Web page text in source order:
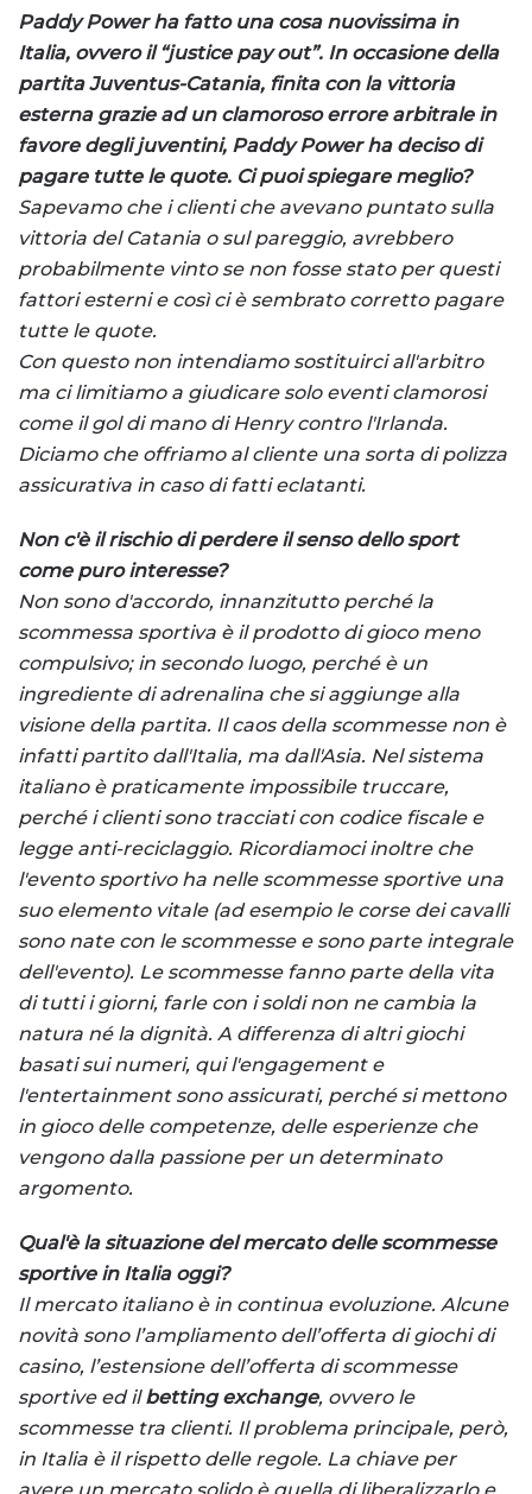
Paddy Power ha fatto una cosa nuovissima in
Italia, ovvero il “justice pay out”. In occasione della
partita Juventus-Catania, finita con la vittoria
esternagrazie ad un clamoroso errore arbitrale in
favore degli juventini, Paddy Power ha deciso di
pagare tutte le quote. Ci puoi spiegare meglio?
Sapevamo che i clienti che avevano puntato sulla
vittoria del Catania o sul pareggio, avrebbero
probabilmente vinto se non fosse stato per questi
fattori esterni e così ci è sembrato corretto pagare
tutte le quote.
Con questo non intendiamo sostituirci all'arbitro
ma ci limitiamo a giudicare solo eventi clamorosi
come il gol di mano di Henry contro l'Irlanda.
Diciamo che offriamo al cliente una sorta di polizza
assicurativa in caso di fatti eclatanti.
Non c'è il rischio di perdere il senso dello sport
come puro interesse?
Non sono d'accordo, innanzitutto perché la
scommessa sportiva è il prodotto di gioco meno
compulsivo; in secondo luogo, perché è un
ingrediente di adrenalina che si aggiunge alla
visione della partita. Il caos della scommesse non è
infatti partito dall'Italia, ma dall'Asia. Nel sistema
italiano è praticamente impossibile truccare,
perché i clienti sono tracciati con codice fiscale e
legge anti-reciclaggio. Ricordiamoci inoltre che
l'evento sportivo ha nelle scommesse sportive una
suo elemento vitale (ad esempio le corse dei cavalli
sono nate con le scommesse e sono parte integrale
dell'evento). Le scommesse fanno parte della vita
di tutti i giorni, farle con i soldi non ne cambia la
natura né la dignità. A differenza di altri giochi
basati sui numeri, qui l'engagement e
l'entertainment sono assicurati, perché si mettono
in gioco delle competenze, delle esperienze che
vengono dalla passione per un determinato
argomento.
Qual'è la situazione del mercato delle scommesse
sportive in Italia oggi?
Il mercato italiano è in continua evoluzione. Alcune
novità sono l’ampliamento dell’offerta di giochi di
casino, l’estensione dell’offerta di scommesse
sportive ed ilbetting exchange, ovvero le
scommesse tra clienti. Il problema principale, però,
in Italia è il rispetto delle regole. La chiave per